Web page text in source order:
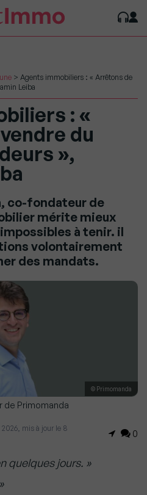
> Agents immobiliers : « Arrêtons de
Leiba
: «
du
»,
co-fondateur de
mérite mieux
à tenir. il
volontairement
des mandats.
© Primomanda
de Primomanda
mis à jour le 8
0
quelques jours. »